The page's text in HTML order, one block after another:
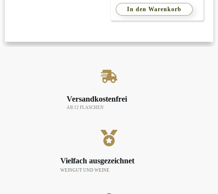
In den Warenkorb
Versandkostenfrei
AB 12 FLASCHEN
Vielfach ausgezeichnet
WEINGUT UND WEINE